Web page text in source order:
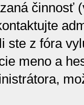
činnosť
ste z fóra
meno a